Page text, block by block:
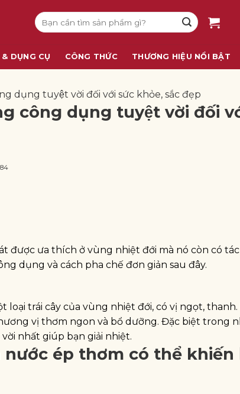
Tìm
kiếm:
DỤNG CỤ CÔNG THỨC THƯƠNG HIỆU NỔI BẬT
dụng tuyệt vời đối với sức khỏe, sắc đẹp
công dụng tuyệt vời đối
được ưa thích ở vùng nhiệt đới mà nó còn có
dụng và cách pha chế đơn giản sau đây.
loại trái cây của vùng nhiệt đới, có vị ngọt,
vị thơm ngon và bổ dưỡng. Đặc biệt trong
nhất giúp bạn giải nhiệt.
ép thơm có thể khiến